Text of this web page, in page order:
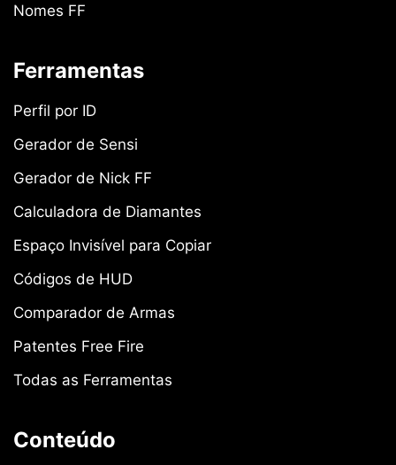
Nomes FF
Ferramentas
Perfil por ID
Gerador de Sensi
Gerador de Nick FF
Calculadora de Diamantes
Espaço Invisível para Copiar
Códigos de HUD
Comparador de Armas
Patentes Free Fire
Todas as Ferramentas
Conteúdo